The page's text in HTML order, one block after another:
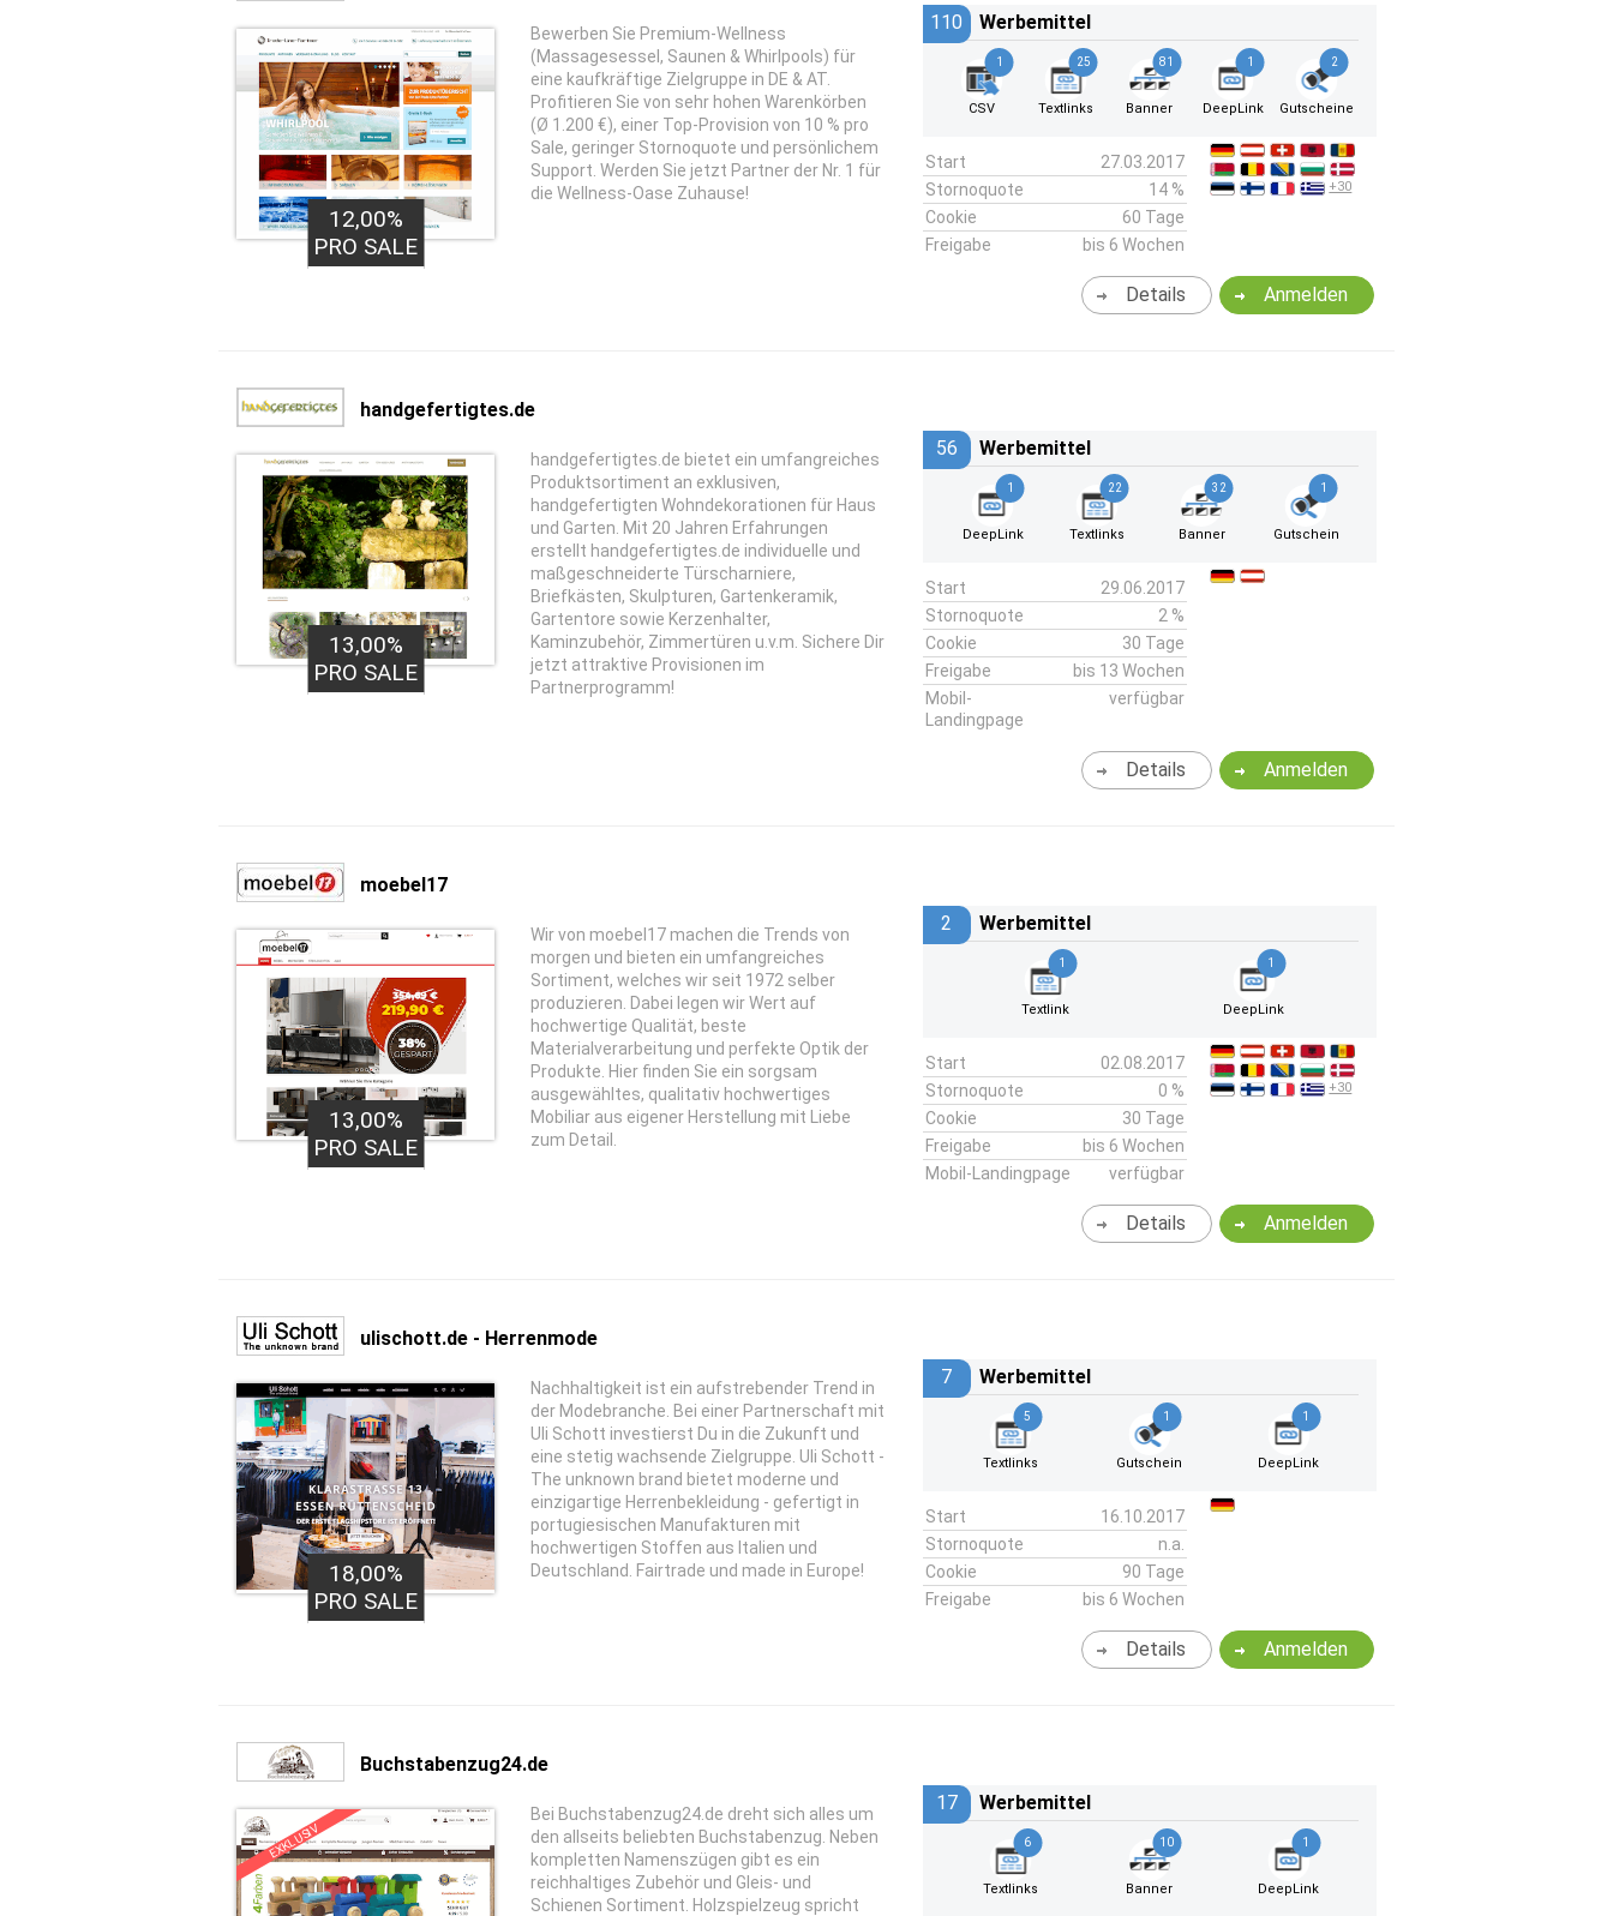
12,00%
PRO SALE
Bewerben Sie Premium-Wellness
(Massagesessel, Saunen & Whirlpools) für
eine kaufkräftige Zielgruppe in DE & AT.
Profitieren Sie von sehr hohen Warenkörben
(Ø 1.200 €), einer Top-Provision von 10 % pro
Sale, geringer Stornoquote und persönlichem
Support. Werden Sie jetzt Partner der Nr. 1 für
die Wellness-Oase Zuhause!
110 Werbemittel
1
CSV
25
Textlinks
81
Banner
1
DeepLink
2
Gutscheine
Start
27.03.2017
Stornoquote
14 %
Cookie
60 Tage
Freigabe
bis 6 Wochen
+30
Anmelden
Details
handgefertigtes.de
13,00%
PRO SALE
handgefertigtes.de bietet ein umfangreiches
Produktsortiment an exklusiven,
handgefertigten Wohndekorationen für Haus
und Garten. Mit 20 Jahren Erfahrungen
erstellt handgefertigtes.de individuelle und
maßgeschneiderte Türscharniere,
Briefkästen, Skulpturen, Gartenkeramik,
Gartentore sowie Kerzenhalter,
Kaminzubehör, Zimmertüren u.v.m. Sichere Dir
jetzt attraktive Provisionen im
Partnerprogramm!
56 Werbemittel
1
DeepLink
22
Textlinks
32
Banner
1
Gutschein
Start
29.06.2017
Stornoquote
2 %
Cookie
30 Tage
Freigabe
bis 13 Wochen
Mobil-
Landingpage
verfügbar
Anmelden
Details
moebel17
13,00%
PRO SALE
Wir von moebel17 machen die Trends von
morgen und bieten ein umfangreiches
Sortiment, welches wir seit 1972 selber
produzieren. Dabei legen wir Wert auf
hochwertige Qualität, beste
Materialverarbeitung und perfekte Optik der
Produkte. Hier finden Sie ein sorgsam
ausgewähltes, qualitativ hochwertiges
Mobiliar aus eigener Herstellung mit Liebe
zum Detail.
2 Werbemittel
1
Textlink
1
DeepLink
Start
02.08.2017
Stornoquote
0 %
Cookie
30 Tage
Freigabe
bis 6 Wochen
Mobil-Landingpage
verfügbar
+30
Anmelden
Details
ulischott.de - Herrenmode
18,00%
PRO SALE
Nachhaltigkeit ist ein aufstrebender Trend in
der Modebranche. Bei einer Partnerschaft mit
Uli Schott investierst Du in die Zukunft und
eine stetig wachsende Zielgruppe. Uli Schott -
The unknown brand bietet moderne und
einzigartige Herrenbekleidung - gefertigt in
portugiesischen Manufakturen mit
hochwertigen Stoffen aus Italien und
Deutschland. Fairtrade und made in Europe!
7 Werbemittel
5
Textlinks
1
Gutschein
1
DeepLink
Start
16.10.2017
Stornoquote
n.a.
Cookie
90 Tage
Freigabe
bis 6 Wochen
Anmelden
Details
Buchstabenzug24.de
EXKLUSIV
Bei Buchstabenzug24.de dreht sich alles um
den allseits beliebten Buchstabenzug. Neben
kompletten Namenszügen gibt es ein
reichhaltiges Zubehör und Gleis- und
Schienen Sortiment. Holzspielzeug spricht
17 Werbemittel
6
Textlinks
10
Banner
1
DeepLink